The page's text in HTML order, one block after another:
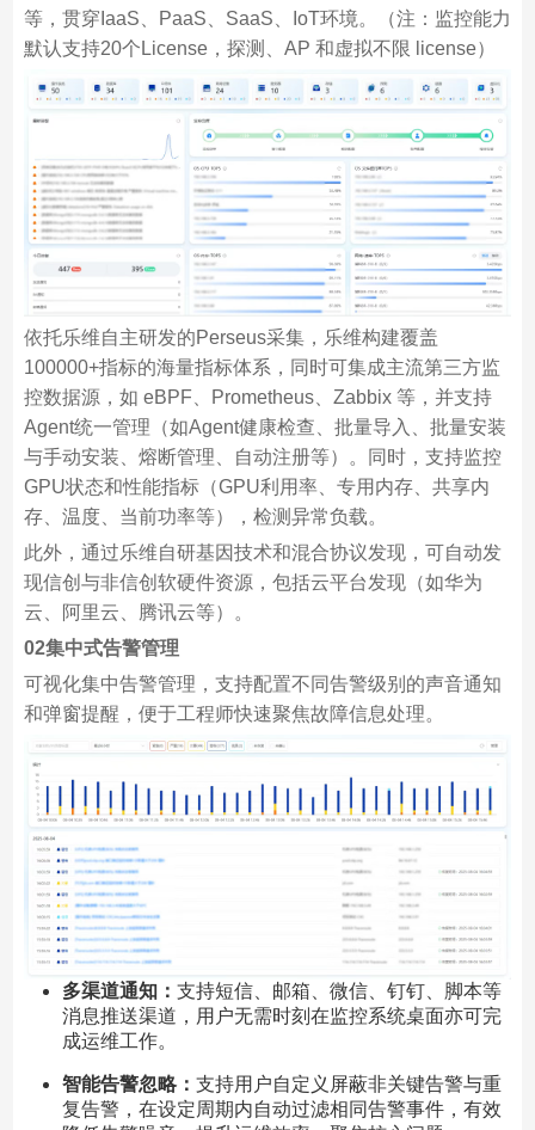
等，贯穿IaaS、PaaS、SaaS、IoT环境。（注：监控能力
默认支持20个License，探测、AP 和虚拟不限 license）
依托乐维自主研发的Perseus采集，乐维构建覆盖
100000+指标的海量指标体系，同时可集成主流第三方监
控数据源，如 eBPF、Prometheus、Zabbix 等，并支持
Agent统一管理（如Agent健康检查、批量导入、批量安装
与手动安装、熔断管理、自动注册等）。同时，支持监控
GPU状态和性能指标（GPU利用率、专用内存、共享内
存、温度、当前功率等），检测异常负载。
此外，通过乐维自研基因技术和混合协议发现，可自动发
现信创与非信创软硬件资源，包括云平台发现（如华为
云、阿里云、腾讯云等）。
02集中式告警管理
可视化集中告警管理，支持配置不同告警级别的声音通知
和弹窗提醒，便于工程师快速聚焦故障信息处理。
多渠道通知： 支持短信、邮箱、微信、钉钉、脚本等
消息推送渠道，用户无需时刻在监控系统桌面亦可完
成运维工作。
智能告警忽略： 支持用户自定义屏蔽非关键告警与重
复告警，在设定周期内自动过滤相同告警事件，有效